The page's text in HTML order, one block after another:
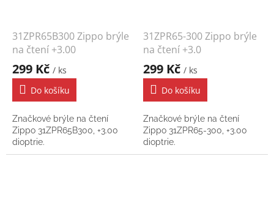
31ZPR65B300 Zippo brýle
na čtení +3.00
299 Kč / ks
Do košíku
Značkové brýle na čtení
Zippo 31ZPR65B300, +3.00
dioptrie.
31ZPR65-300 Zippo brýle
na čtení +3.0
299 Kč / ks
Do košíku
Značkové brýle na čtení
Zippo 31ZPR65-300, +3.00
dioptrie.